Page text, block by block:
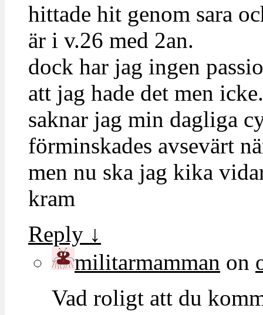
hittade hit genom sara
är i v.26 med 2an.
dock har jag ingen
att jag hade det men
saknar jag min dagliga
förminskades avsevärt
men nu ska jag kika
kram
Reply ↓
militarmamman on
Vad roligt att du